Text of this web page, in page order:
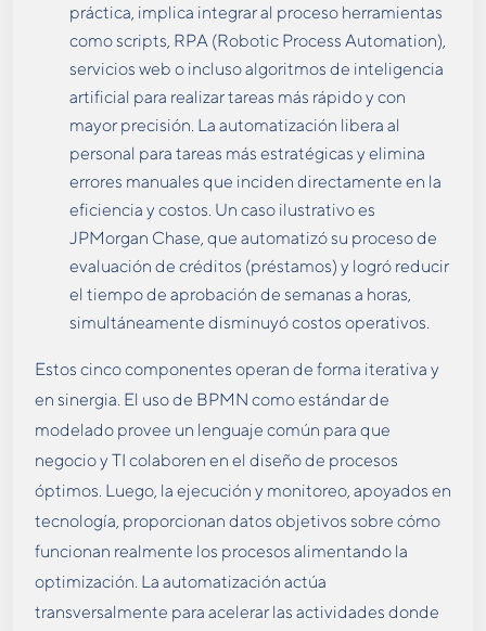
práctica, implica integrar al proceso herramientas
como scripts, RPA (Robotic Process Automation),
servicios web o incluso algoritmos de inteligencia
artificial para realizar tareas más rápido y con
mayor precisión. La automatización libera al
personal para tareas más estratégicas y elimina
errores manuales que inciden directamente en la
eficiencia y costos. Un caso ilustrativo es
JPMorgan Chase, que automatizó su proceso de
evaluación de créditos (préstamos) y logró reducir
el tiempo de aprobación de semanas a horas,
simultáneamente disminuyó costos operativos​.
Estos cinco componentes operan de forma iterativa y
en sinergia. El uso de BPMN como estándar de
modelado provee un lenguaje común para que
negocio y TI colaboren en el diseño de procesos
óptimos​. Luego, la ejecución y monitoreo, apoyados en
tecnología, proporcionan datos objetivos sobre cómo
funcionan realmente los procesos alimentando la
optimización. La automatización actúa
transversalmente para acelerar las actividades donde